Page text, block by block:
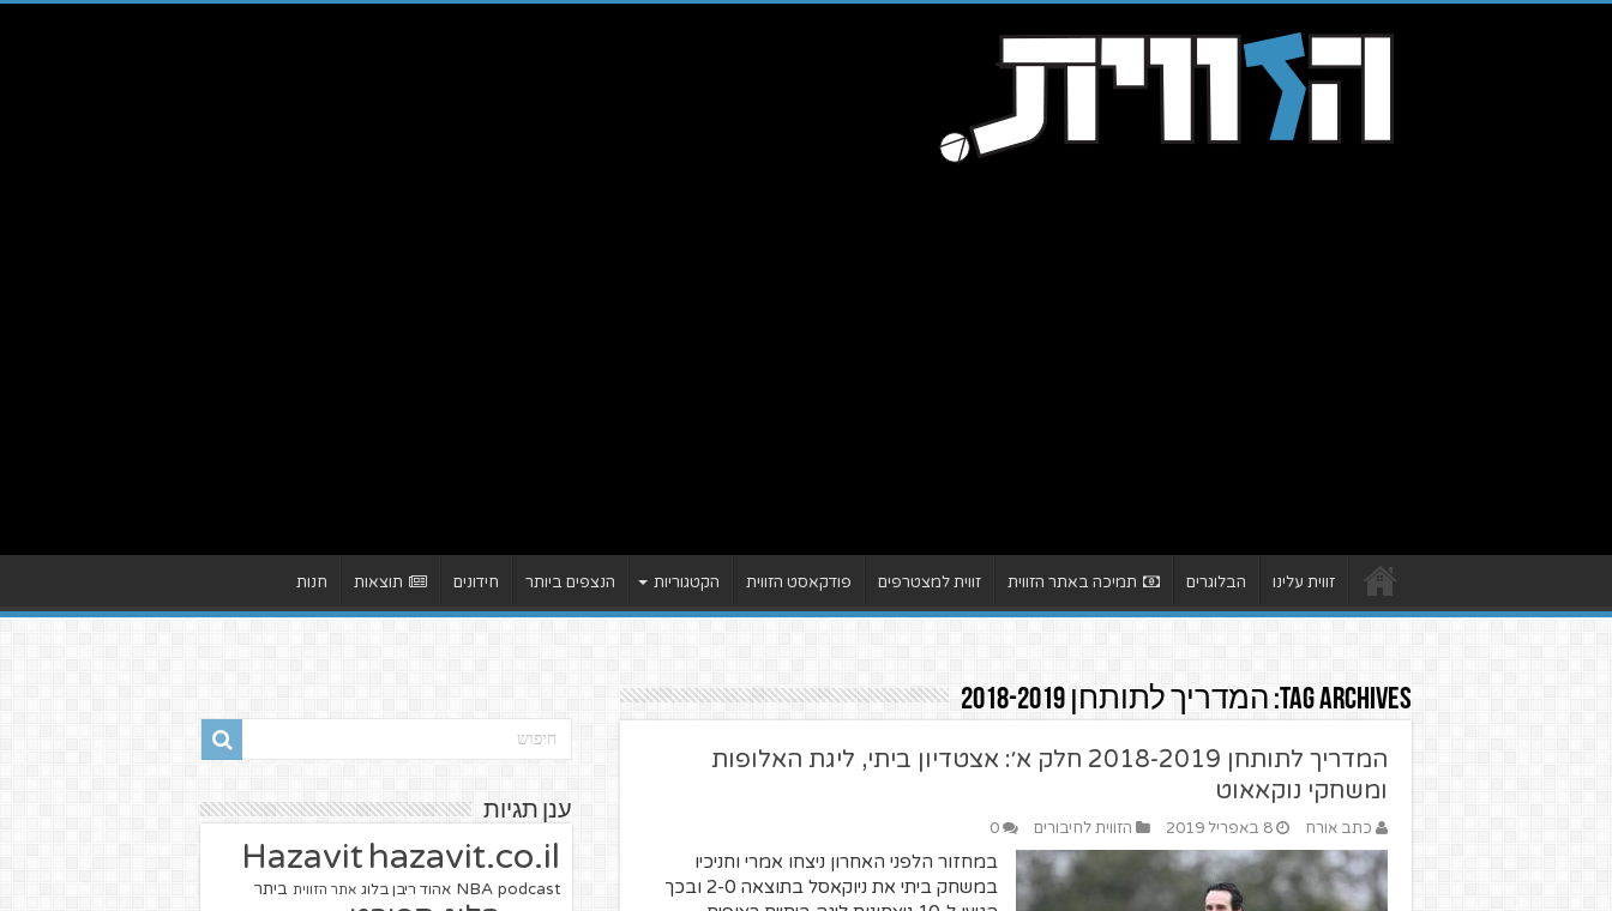
זווית עלינו הבלוגרים תמיכה באתר הזווית זווית למצטרפים פודקאסט הזווית הקטגוריות הנצפים ביותר חידונים תוצאות חנות
Tag Archives: המדריך לתותחן 2018-2019
המדריך לתותחן 2018-2019 חלק א׳: אצטדיון ביתי, ליגת האלופות
ומשחקי נוקאאוט
כתב אורח 8 באפריל 2019 הזווית לחיבורים 0
במחזור הלפני האחרון ניצחו אמרי וחניכיו
במשחק ביתי את ניוקאסל בתוצאה 2-0 ובכך
ענן תגיות
Hazavit hazavit.co.il
NBA podcast אהוד ריבן בלוג אתר הזווית ביתר